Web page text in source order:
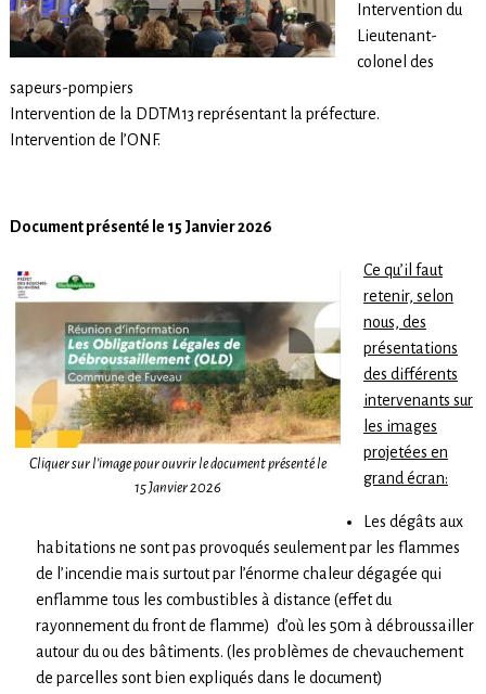
Intervention du
Lieutenant-
colonel des
sapeurs-pompiers
Intervention de la DDTM13 représentant la préfecture.
Intervention de l’ONF.
Document présenté le 15 Janvier 2026
Cliquer sur l’image pour ouvrir le document présenté le
15 Janvier 2026
Ce qu’il faut
retenir, selon
nous, des
présentations
des différents
intervenants sur
les images
projetées en
grand écran:
Les dégâts aux
habitations ne sont pas provoqués seulement par les flammes
de l’incendie mais surtout par l’énorme chaleur dégagée qui
enflamme tous les combustibles à distance (effet du
rayonnement du front de flamme) d’où les 50m à débroussailler
autour du ou des bâtiments. (les problèmes de chevauchement
de parcelles sont bien expliqués dans le document)